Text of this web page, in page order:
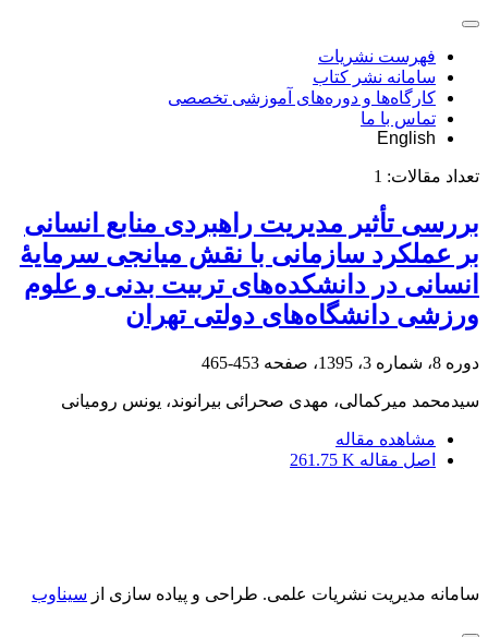
فهرست نشریات
سامانه نشر کتاب
کارگاه‌ها و دوره‌های آموزشی تخصصی
تماس با ما
English
تعداد مقالات: 1
بررسی تأثیر مدیریت راهبردی منابع انسانی
بر عملکرد سازمانی با نقش میانجی سرمایۀ
انسانی در دانشکده‌های تربیت بدنی و علوم
ورزشی دانشگاه‌های دولتی تهران
دوره 8، شماره 3، 1395، صفحه 453-465
سیدمحمد میرکمالی، مهدی صحرائی بیرانوند، یونس رومیانی
مشاهده مقاله
اصل مقاله 261.75 K
سامانه مدیریت نشریات علمی. طراحی و پیاده سازی از سیناوب